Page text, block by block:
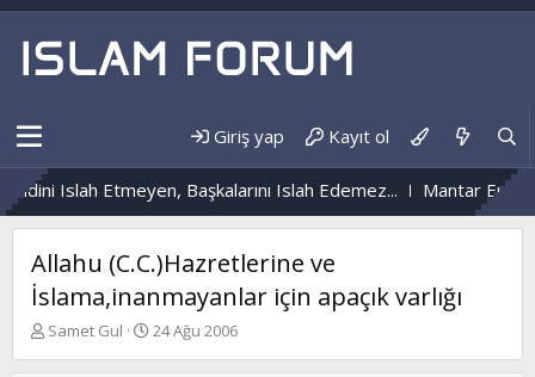
Giriş yap Kayıt ol
Islah Etmeyen, Başkalarını Islah Edemez... Mantar
Allahu (C.C.)Hazretlerine ve
İslama,inanmayanlar için apaçık varlığı
K
Samet Gul
B
24 Ağu 2006